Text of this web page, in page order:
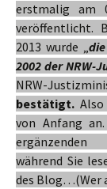
erstmalig am
veröffentlicht.
2013 wurde „
2002 der NRW-
NRW-
bestätigt.
von Anfang
während Sie
des Blog…(Wer